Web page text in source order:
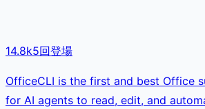
14.8k5回登場
OfficeCLI is the first and best Office
for AI agents to read, edit, and